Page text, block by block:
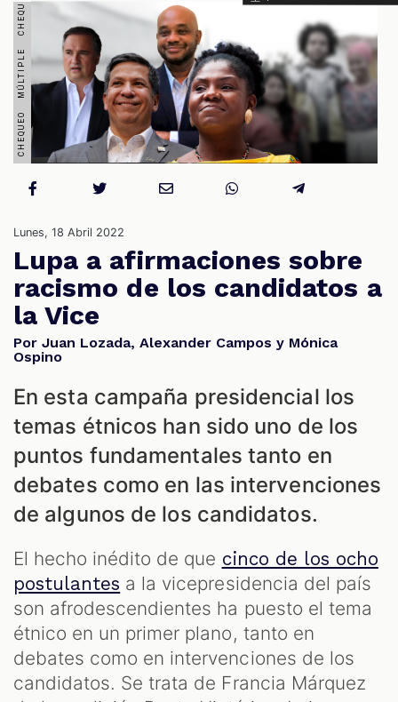
Lunes, 18 Abril 2022
Lupa a afirmaciones sobre
racismo de los candidatos a
la Vice
Por Juan Lozada, Alexander Campos y Mónica
Ospino
En esta campaña presidencial los
temas étnicos han sido uno de los
puntos fundamentales tanto en
debates como en las intervenciones
de algunos de los candidatos.
El hecho inédito de que cinco de los ocho
postulantes a la vicepresidencia del país
son afrodescendientes ha puesto el tema
étnico en un primer plano, tanto en
debates como en intervenciones de los
candidatos. Se trata de Francia Márquez